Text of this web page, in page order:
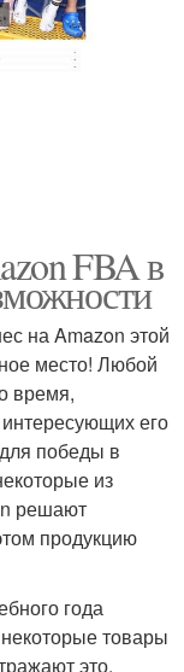
FBA в
на Amazon этой
место! Любой
время,
его
победы в
из
решают
продукцию
года
товары
это.